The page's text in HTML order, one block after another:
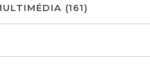
(161)